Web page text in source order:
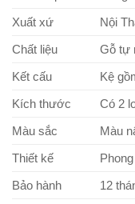
Xuất xứ
Nội
Chất liệu
Gỗ tự
Kết cấu
Kệ
Kích thước
Có 2
Màu sắc
Màu
Thiết kế
Bảo hành
12